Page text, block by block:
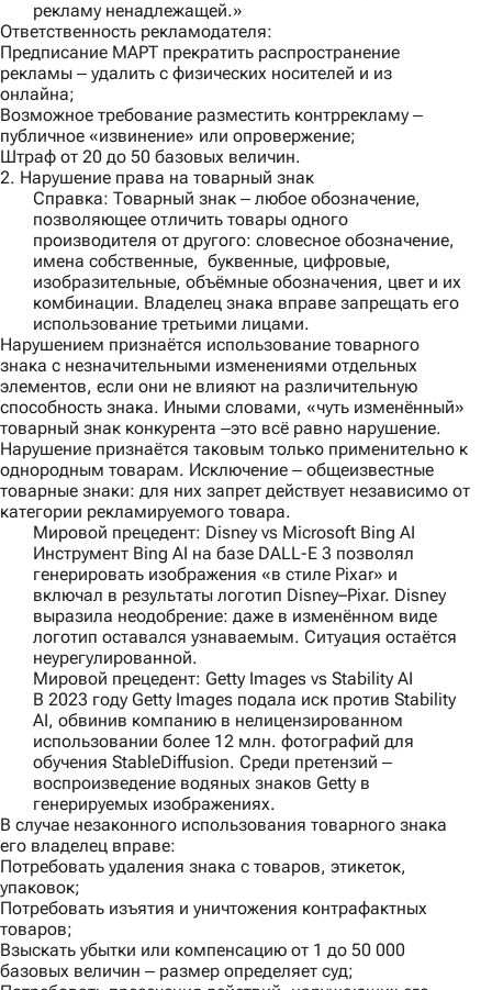
рекламу ненадлежащей.»
Ответственность рекламодателя:
Предписание МАРТ прекратить распространение
рекламы ‒ удалить с физических носителей и из
онлайна;
Возможное требование разместить контррекламу ‒
публичное «извинение» или опровержение;
Штраф от 20 до 50 базовых величин.
2. Нарушение права на товарный знак
Справка: Товарный знак ‒ любое обозначение,
позволяющее отличить товары одного
производителя от другого: словесное обозначение,
имена собственные, буквенные, цифровые,
изобразительные, объёмные обозначения, цвет и их
комбинации. Владелец знака вправе запрещать его
использование третьими лицами.
Нарушением признаётся использование товарного
знака с незначительными изменениями отдельных
элементов, если они не влияют на различительную
способность знака. Иными словами, «чуть изменённый»
товарный знак конкурента ‒это всё равно нарушение.
Нарушение признаётся таковым только применительно к
однородным товарам. Исключение ‒ общеизвестные
товарные знаки: для них запрет действует независимо от
категории рекламируемого товара.
Мировой прецедент: Disney vs Microsoft Bing AI
Инструмент Bing AI на базе DALL-E 3 позволял
генерировать изображения «в стиле Pixar» и
включал в результаты логотип Disney–Pixar. Disney
выразила неодобрение: даже в изменённом виде
логотип оставался узнаваемым. Ситуация остаётся
неурегулированной.
Мировой прецедент: Getty Images vs Stability AI
В 2023 году Getty Images подала иск против Stability
AI, обвинив компанию в нелицензированном
использовании более 12 млн. фотографий для
обучения StableDiffusion. Среди претензий ‒
воспроизведение водяных знаков Getty в
генерируемых изображениях.
В случае незаконного использования товарного знака
его владелец вправе:
Потребовать удаления знака с товаров, этикеток,
упаковок;
Потребовать изъятия и уничтожения контрафактных
товаров;
Взыскать убытки или компенсацию от 1 до 50 000
базовых величин ‒ размер определяет суд;